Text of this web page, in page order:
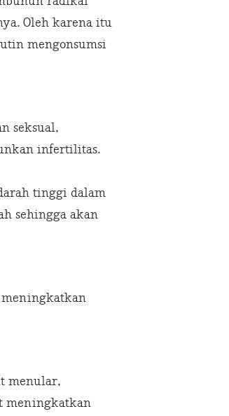
Oleh karena itu
mengonsumsi
seksual,
infertilitas.
tinggi dalam
sehingga akan
meningkatkan
menular,
meningkatkan